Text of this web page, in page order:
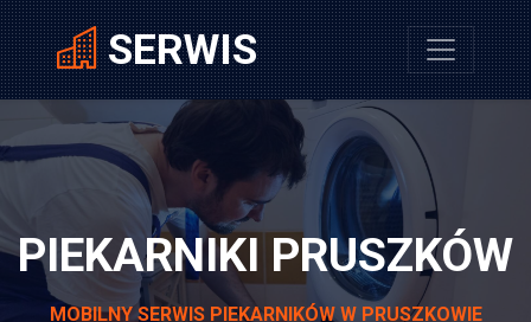
SERWIS
PIEKARNIKI PRUSZKÓW
MOBILNY SERWIS PIEKARNIKÓW W PRUSZKOWIE